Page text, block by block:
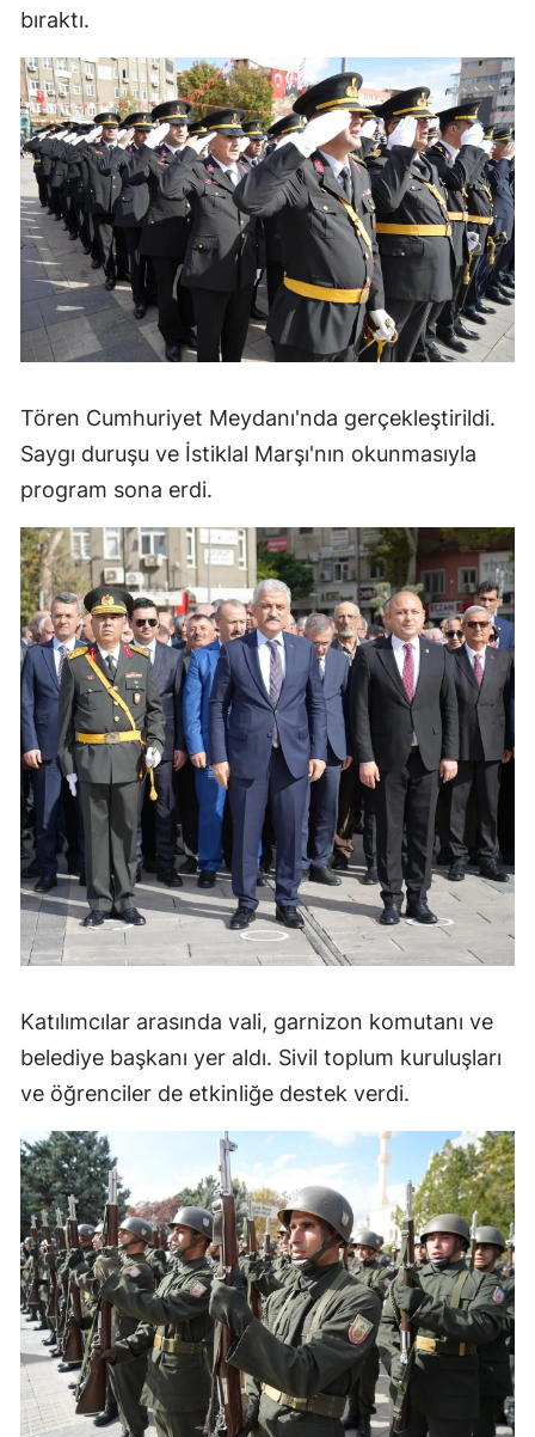
bıraktı.
Tören Cumhuriyet Meydanı'nda gerçekleştirildi.
Saygı duruşu ve İstiklal Marşı'nın okunmasıyla
program sona erdi.
Katılımcılar arasında vali, garnizon komutanı ve
belediye başkanı yer aldı. Sivil toplum kuruluşları
ve öğrenciler de etkinliğe destek verdi.